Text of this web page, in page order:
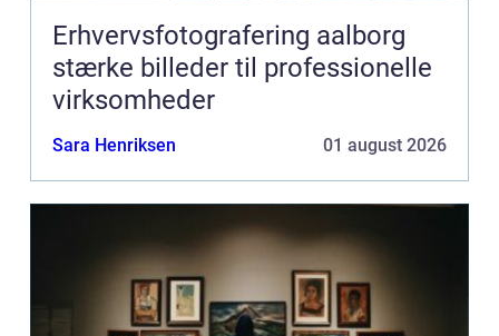
Erhvervsfotografering aalborg
stærke billeder til professionelle
virksomheder
Sara Henriksen 01 august 2026